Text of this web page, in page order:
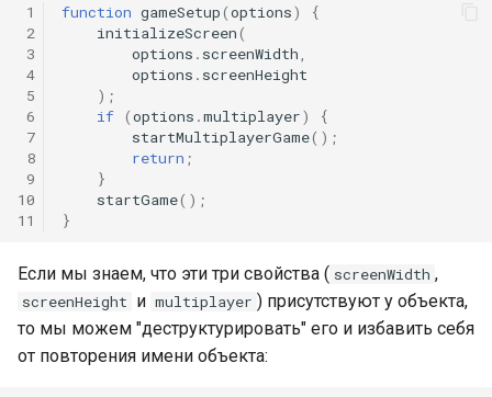
1
2
3
4
5
6
7
8
9
10
11
function gameSetup(options)
{
initializeScreen(
options . screenWidth
options . screenHeight
);
if (options .multiplayer)
{
startMultiplayerGame();
return ;
}
startGame();
}
Если мы знаем, что эти три свойства ( screenWidth ,
screenHeight и multiplayer ) присутствуют у объекта,
то мы можем "деструктурировать" его и избавить себя
от повторения имени объекта: